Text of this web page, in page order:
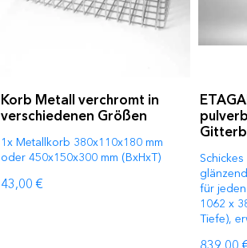
Korb Metall verchromt in
verschiedenen Größen
1x Metallkorb 380x110x180 mm
oder 450x150x300 mm (BxHxT)
43,00 €
Schickes
für
1062 x
Tiefe),